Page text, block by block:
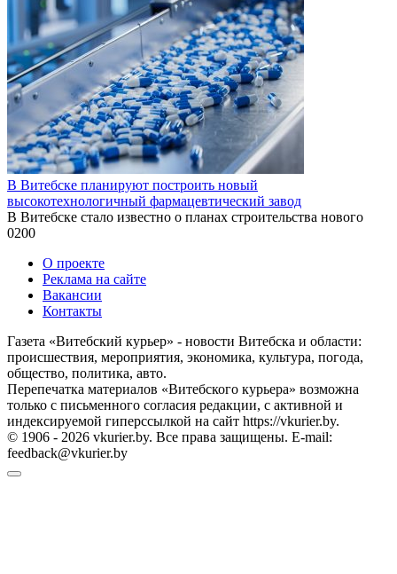
В Витебске планируют построить новый
высокотехнологичный фармацевтический завод
В Витебске стало известно о планах строительства нового
0200
О проекте
Реклама на сайте
Вакансии
Контакты
Газета «Витебский курьер» - новости Витебска и области:
происшествия, мероприятия, экономика, культура, погода,
общество, политика, авто.
Перепечатка материалов «Витебского курьера» возможна
только с письменного согласия редакции, с активной и
индексируемой гиперссылкой на сайт https://vkurier.by.
© 1906 - 2026 vkurier.by. Все права защищены. E-mail:
feedback@vkurier.by